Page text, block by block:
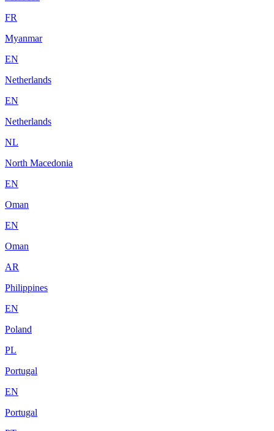
FR
Myanmar
EN
Netherlands
EN
Netherlands
NL
North Macedonia
EN
Oman
EN
Oman
AR
Philippines
EN
Poland
PL
Portugal
EN
Portugal